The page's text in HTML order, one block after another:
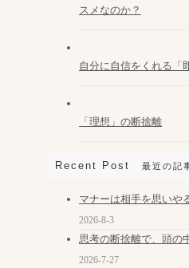
スメなのか？
自分に自信をくれる「
「理想」の断捨離
Recent Post 最近の記
マナーは相手を思いや
2026-8-3
思考の断捨離で、頭の
2026-7-27